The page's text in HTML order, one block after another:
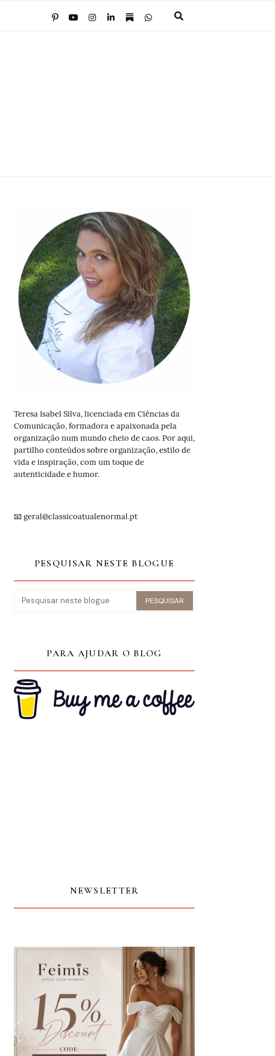
Teresa Isabel Silva, licenciada em Ciências da
Comunicação, formadora e apaixonada pela
organização num mundo cheio de caos. Por aqui,
partilho conteúdos sobre organização, estilo de
vida e inspiração, com um toque de
autenticidade e humor.
📧 geral@classicoatualenormal.pt
PESQUISAR NESTE BLOGUE
PARA AJUDAR O BLOG
NEWSLETTER